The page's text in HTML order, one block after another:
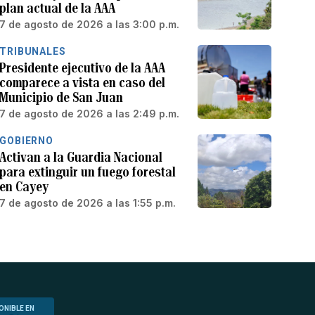
plan actual de la AAA
7 de agosto de 2026 a las 3:00 p.m.
TRIBUNALES
Presidente ejecutivo de la AAA
comparece a vista en caso del
Municipio de San Juan
7 de agosto de 2026 a las 2:49 p.m.
GOBIERNO
Activan a la Guardia Nacional
para extinguir un fuego forestal
en Cayey
7 de agosto de 2026 a las 1:55 p.m.
EN